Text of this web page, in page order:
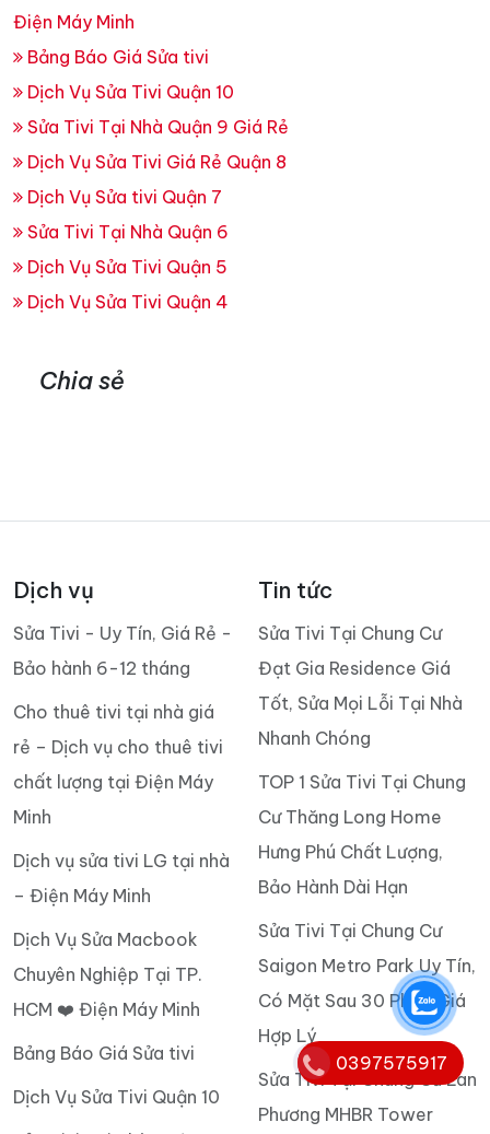
Điện Máy Minh
Bảng Báo Giá Sửa tivi
Dịch Vụ Sửa Tivi Quận 10
Sửa Tivi Tại Nhà Quận 9 Giá Rẻ
Dịch Vụ Sửa Tivi Giá Rẻ Quận 8
Dịch Vụ Sửa tivi Quận 7
Sửa Tivi Tại Nhà Quận 6
Dịch Vụ Sửa Tivi Quận 5
Dịch Vụ Sửa Tivi Quận 4
Chia sẻ
Dịch vụ
Sửa Tivi - Uy Tín, Giá Rẻ -
Bảo hành 6-12 tháng
Cho thuê tivi tại nhà giá
rẻ – Dịch vụ cho thuê tivi
chất lượng tại Điện Máy
Minh
Dịch vụ sửa tivi LG tại nhà
– Điện Máy Minh
Dịch Vụ Sửa Macbook
Chuyên Nghiệp Tại TP.
HCM ❤️ Điện Máy Minh
Bảng Báo Giá Sửa tivi
Dịch Vụ Sửa Tivi Quận 10
Tin tức
Sửa Tivi Tại Chung Cư
Đạt Gia Residence Giá
Tốt, Sửa Mọi Lỗi Tại Nhà
Nhanh Chóng
TOP 1 Sửa Tivi Tại Chung
Cư Thăng Long Home
Hưng Phú Chất Lượng,
Bảo Hành Dài Hạn
Sửa Tivi Tại Chung Cư
Saigon Metro Park Uy Tín,
Có Mặt Sau 30 Phút, Giá
Hợp Lý
Sửa Tivi Tại Chung Cư Lan
Phương MHBR Tower
0397575917